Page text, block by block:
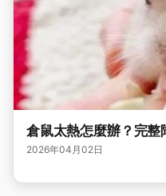
倉鼠太熱怎麼辦？完
2026年04月02日